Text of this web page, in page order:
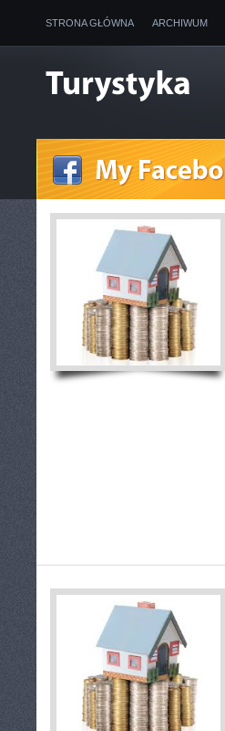
STRONA GŁÓWNA ARCHIWUM